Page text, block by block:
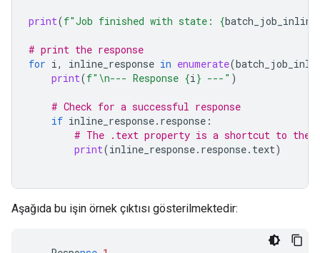
print(f"Job finished with state: {batch_job_inline
# print the response
for i, inline_response in enumerate(
print(f" \n--- Response {i} ---" )
# Check for a successful response
if inline_response. response :
# The .text property is a shortcut to the
print(inline_response. response. text)
Aşağıda bu işin örnek çıktısı gösterilmektedir: